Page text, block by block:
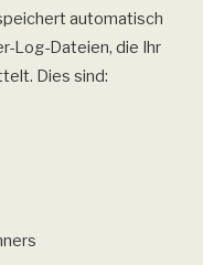
automatisch
Log-Dateien, die Ihr
Dies sind: